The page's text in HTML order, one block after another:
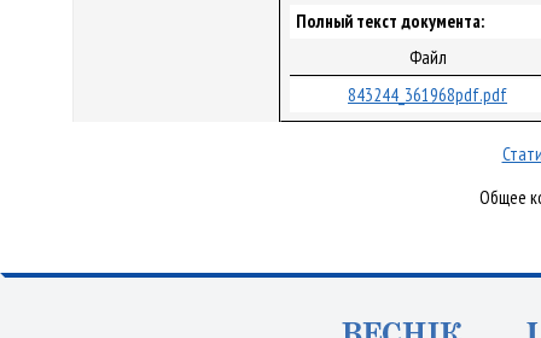
Полный текст документа:
Файл
843244_361968pdf.pdf
Общее